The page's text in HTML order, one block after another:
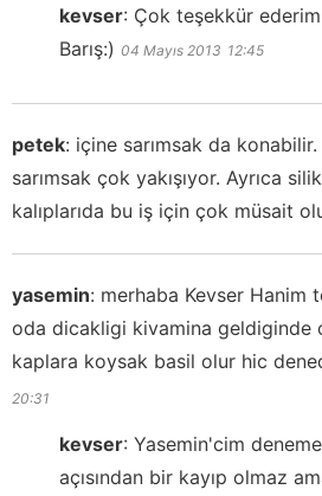
kevser: Çok teşekkür
Barış:) 04 Mayıs 2013 12:45
petek: içine sarımsak da konabilir.
sarımsak çok yakışıyor. Ayrıca
kalıplarıda bu iş için çok müsait
yasemin: merhaba Kevser Hanim
oda dicakligi kivamina geldiginde
kaplara koysak basil olur hic
20:31
kevser: Yasemin'cim
açısından bir kayıp olmaz